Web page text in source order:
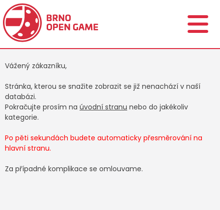
Vážený zákazníku,
Stránka, kterou se snažite zobrazit se již nenachází v naší
databázi.
Pokračujte prosím na úvodní stranu nebo do jakékoliv
kategorie.
Po pěti sekundách budete automaticky přesměrování na
hlavní stranu.
Za případné komplikace se omlouvame.